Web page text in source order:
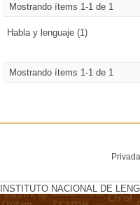
Mostrando ítems 1-1 de 1
Habla y lenguaje (1)
Mostrando ítems 1-1 de 1
INSTITUTO NACIONAL DE